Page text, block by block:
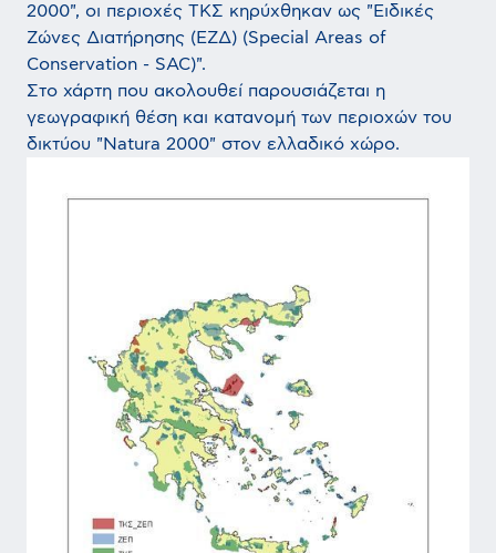
2000", οι περιοχές ΤΚΣ κηρύχθηκαν ως "Ειδικές
Ζώνες Διατήρησης (ΕΖΔ) (Special Areas of
Conservation - SAC)".
Στο χάρτη που ακολουθεί παρουσιάζεται η
γεωγραφική θέση και κατανομή των περιοχών του
δικτύου "Natura 2000" στον ελλαδικό χώρο.